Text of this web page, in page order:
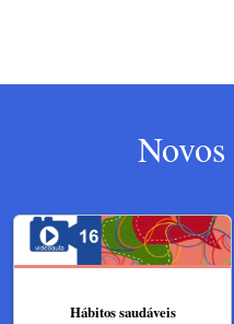
Hábitos saudáveis